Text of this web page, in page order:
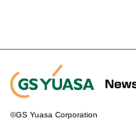
©GS Yuasa Corporation